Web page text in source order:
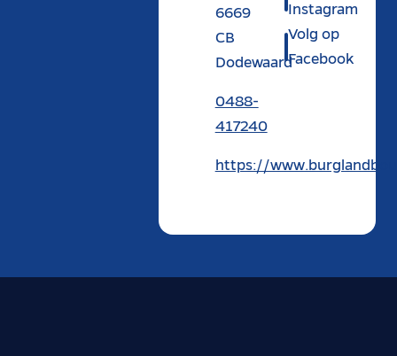
6669
CB
Dodewaard
0488-
417240
https://
Instagram
Volg op
Facebook